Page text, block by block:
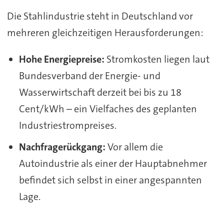
Die Stahlindustrie steht in Deutschland vor
mehreren gleichzeitigen Herausforderungen:
Hohe Energiepreise: Stromkosten liegen laut
Bundesverband der Energie- und
Wasserwirtschaft derzeit bei bis zu 18
Cent/kWh – ein Vielfaches des geplanten
Industriestrompreises.
Nachfragerückgang:Vor allem die
Autoindustrie als einer der Hauptabnehmer
befindet sich selbst in einer angespannten
Lage.